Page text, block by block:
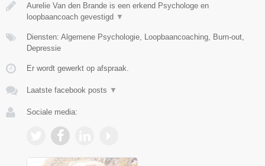
Aurelie Van den Brande is een erkend Psychologe en
loopbaancoach gevestigd ▼
Diensten: Algemene Psychologie, Loopbaancoaching, Burn-out,
Depressie
Er wordt gewerkt op afspraak.
Laatste facebook posts ▼
Sociale media: